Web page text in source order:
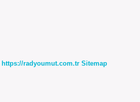
https://radyoumut.com.tr Sitemap